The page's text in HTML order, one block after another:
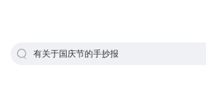
有关于国庆节的手抄报